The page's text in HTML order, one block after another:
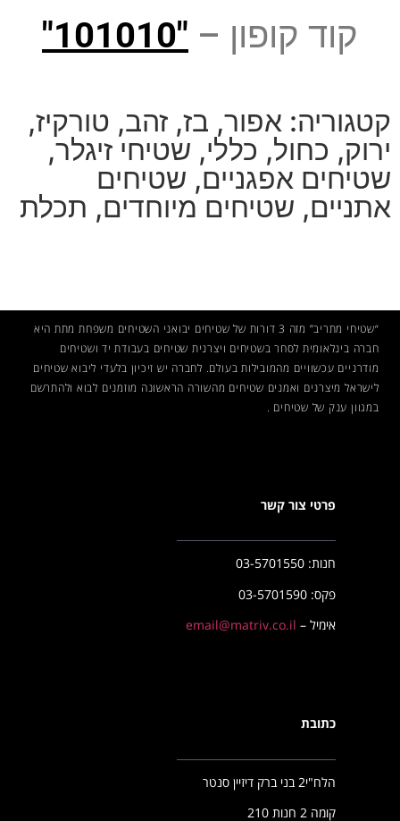
קוד קופון – "101010"
קטגוריה: אפור, בז, זהב, טורקיז,
ירוק, כחול, כללי, שטיחי זיגלר,
שטיחים אפגניים, שטיחים
אתניים, שטיחים מיוחדים, תכלת
“שטיחי מתריב” מזה 3 דורות של שטיחים יבואני השטיחים משפחת מתת היא
חברה בינלאומית לסחר בשטיחים ויצרנית שטיחים בעבודת יד ושטיחים
מודרניים עכשוויים מהמובילות בעולם. לחברה יש זיכיון בלעדי ליבוא שטיחים
לישראל מיצרנים ואמנים שטיחים מהשורה הראשונה מוזמנים לבוא ולהתרשם
במגוון ענק של שטיחים .
פרטי צור קשר
חנות: 03-5701550
פקס: 03-5701590
אימיל – email@matriv.co.il
כתובת
הלח"י2 בני ברק דיזיין סנטר
קומה 2 חנות 210